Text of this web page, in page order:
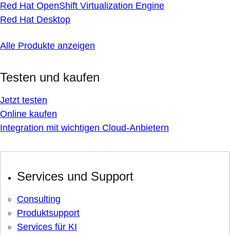
Red Hat OpenShift Virtualization Engine
Red Hat Desktop
Alle Produkte anzeigen
Testen und kaufen
Jetzt testen
Online kaufen
Integration mit wichtigen Cloud-Anbietern
Services und Support
Consulting
Produktsupport
Services für KI